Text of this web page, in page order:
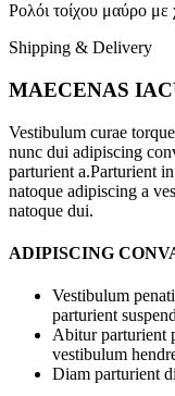
Ρολόι τοίχου μαύρο με
Shipping & Delivery
MAECENAS
Vestibulum curae
nunc dui adipiscing
parturient a.Parturient
natoque adipiscing a
natoque dui.
ADIPISCING
Vestibulum
parturient
Abitur parturient
vestibulum
Diam parturient